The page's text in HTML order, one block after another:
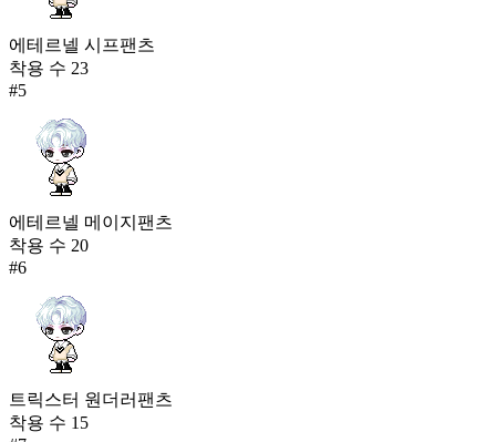
에테르넬 시프팬츠
착용 수 23
#5
에테르넬 메이지팬츠
착용 수 20
#6
트릭스터 원더러팬츠
착용 수 15